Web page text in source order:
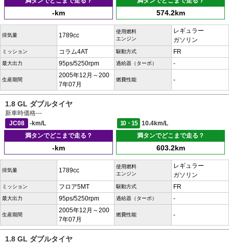
-km 574.2km
排気量 1789cc
使用燃料
エンジン
レギュラー
ガソリン
ミッション コラム4AT 駆動方式 FR
最大出力 95ps/5250rpm 過給器（ターボ） -
生産期間
2005年12月～200
7年07月
燃費性能 -
1.8 GL ダブルタイヤ
新車時価格---
JC08
-km/L 10・15
10.4km/L
満タンでどこまで走る？
-km
満タンでどこまで走る？
603.2km
排気量 1789cc
使用燃料
エンジン
レギュラー
ガソリン
ミッション フロア5MT 駆動方式 FR
最大出力 95ps/5250rpm 過給器（ターボ） -
生産期間
2005年12月～200
7年07月
燃費性能 -
1.8 GL ダブルタイヤ